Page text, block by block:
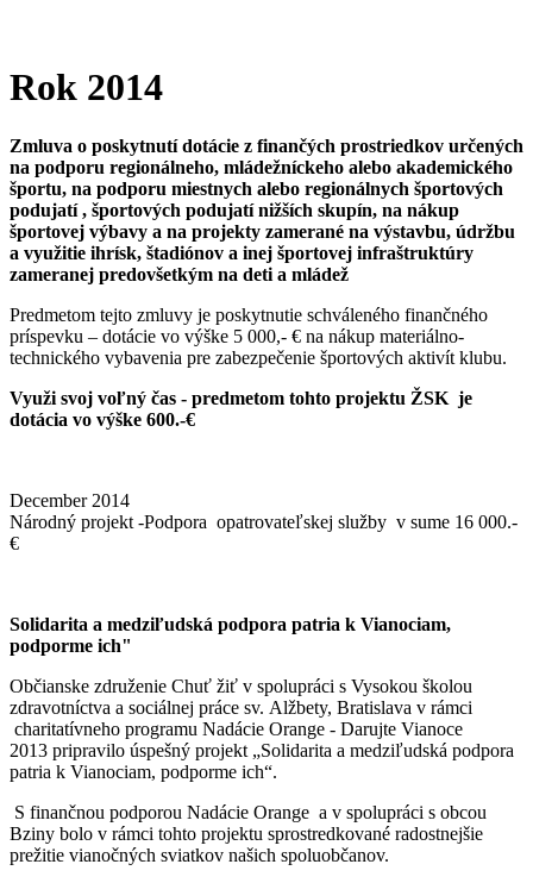
Rok 2014
Zmluva o poskytnutí dotácie z finančých prostriedkov určených
na podporu regionálneho, mládežníckeho alebo akademického
športu, na podporu miestnych alebo regionálnych športových
podujatí , športových podujatí nižších skupín, na nákup
športovej výbavy a na projekty zamerané na výstavbu, údržbu
a využitie ihrísk, štadiónov a inej športovej infraštruktúry
zameranej predovšetkým na deti a mládež
Predmetom tejto zmluvy je poskytnutie schváleného finančného
príspevku – dotácie vo výške 5 000,- € na nákup materiálno-
technického vybavenia pre zabezpečenie športových aktivít klubu.
Využi svoj voľný čas - predmetom tohto projektu ŽSK je
dotácia vo výške 600.-€
December 2014
Národný projekt -Podpora opatrovateľskej služby v sume 16 000.-
€
Solidarita a medziľudská podpora patria k Vianociam,
podporme ich"
Občianske združenie Chuť žiť v spolupráci s Vysokou školou
zdravotníctva a sociálnej práce sv. Alžbety, Bratislava v rámci
charitatívneho programu Nadácie Orange - Darujte Vianoce
2013 pripravilo úspešný projekt „Solidarita a medziľudská podpora
patria k Vianociam, podporme ich“.
S finančnou podporou Nadácie Orange a v spolupráci s obcou
Bziny bolo v rámci tohto projektu sprostredkované radostnejšie
prežitie vianočných sviatkov našich spoluobčanov.